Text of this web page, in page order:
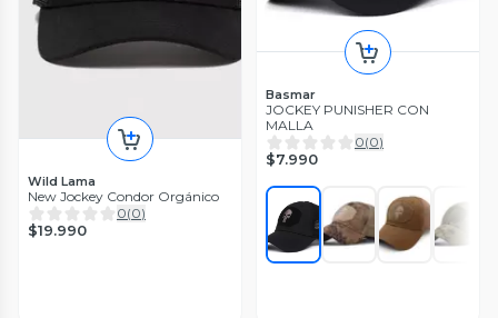
Wild Lama
New Jockey Condor Orgánico
0(0)
$19.990
Basmar
JOCKEY PUNISHER CON
MALLA
0(0)
$7.990